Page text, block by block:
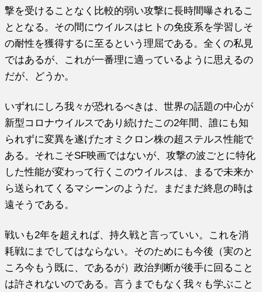
撃を受けることなく比較的弱い攻撃に長時間曝されるこ
ととなる。その間にウイルスはヒトの免疫系を学習しそ
の耐性を獲得するに至るという理屈である。全くの私見
ではあるが、これが一番理に適っているように思えるの
だが、どうか。
いずれにしろ我々が恐れるべきは、世界の話題の中心が
新型コロナウイルスであり続けたこの2年間、誰にも知
られずに変異を遂げたオミクロン株の超ステルス性能で
ある。それこそSF映画ではないが、攻撃の波ごとに特化
した性能が変わって行くこのウイルスは、まるで未来か
ら送られてくるマシーンのようだ。まだまだ終息の時は
遠そうである。
戦いも2年を超えれば、持久戦と言っていい。これを消
耗戦にまでしてはならない。そのためにも今後（実のと
ころ今もう既に、であるが）政治判断が後手に回ること
は許されないのである。言うまでもなく我々も学ぶこと